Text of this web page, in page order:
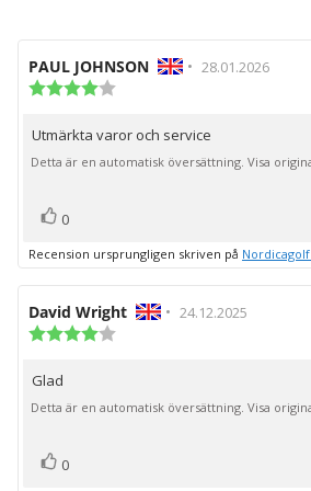
Recensionsförfattare:
PAUL JOHNSON • 28.01.2026
5
stjärnor
Recensionstext:
Utmärkta varor och service
Detta är en automatisk översättning. Visa
Rösta
0
Recension ursprungligen skriven på Nordicagolf
Recensionsförfattare:
David Wright • Recensionsdatum:
24.12.2025
stjärnor
Recensionstext:
Glad
Detta är en automatisk översättning. Visa
Rösta
0